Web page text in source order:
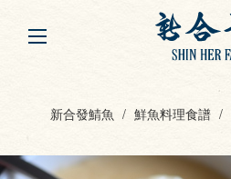
新合發鯖魚 鮮魚料理食譜